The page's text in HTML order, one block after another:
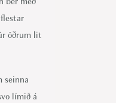
öðrum lit
seinna
límið á